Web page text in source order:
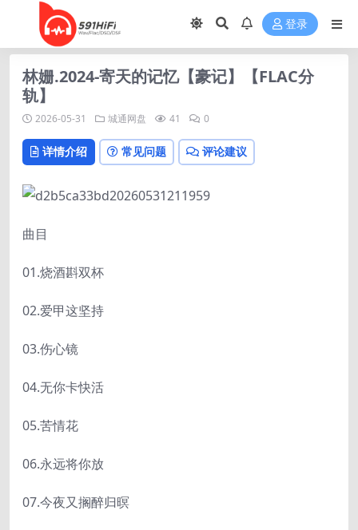
登录
林姗.2024-寄天的记忆【豪记】【FLAC分
轨】
2026-05-31 城通网盘 41 0
详情介绍 常见问题 评论建议
曲目
01.烧酒斟双杯
02.爱甲这坚持
03.伤心镜
04.无你卡快活
05.苦情花
06.永远将你放
07.今夜又搁醉归暝